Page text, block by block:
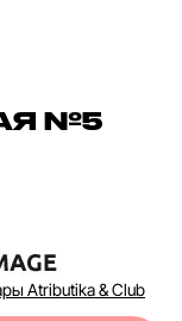
№5
Atributika & Club